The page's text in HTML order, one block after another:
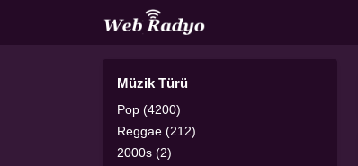
Müzik Türü
Pop (4200)
Reggae (212)
2000s (2)